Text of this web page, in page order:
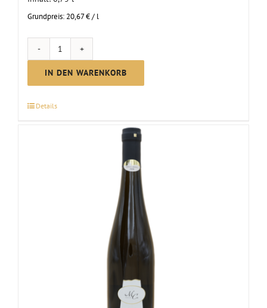
Grundpreis:20,67€/ l
First
Clauß
Lemberger
IN DEN WARENKORB
Details